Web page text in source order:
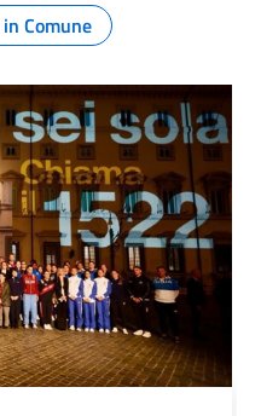
Comune